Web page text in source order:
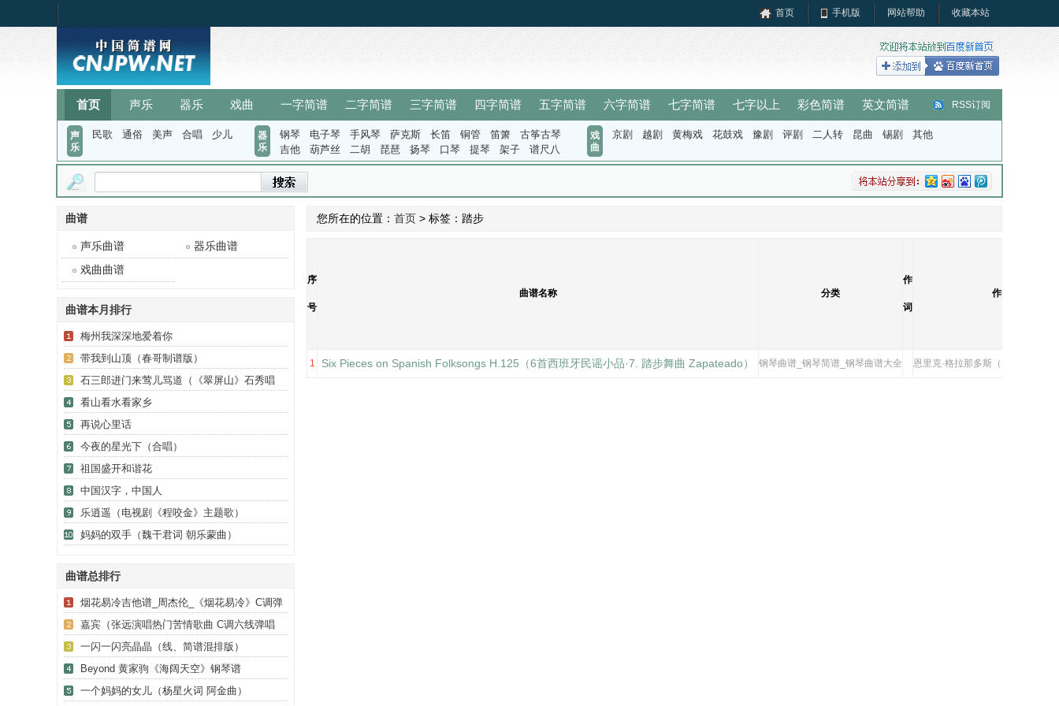
首页 手机版 网站帮助 收藏本站
首页 声乐 器乐 戏曲 一字简谱 二字简谱 三字简谱 四字简谱 五字简谱 六字简谱 七字简谱 七字以上 彩色简谱 英文简谱 RSS订阅
声
乐
民歌 通俗 美声 合唱 少儿
器
乐
钢琴 电子琴 手风琴 萨克斯 长笛 铜管 笛箫
古筝古琴
吉他
葫芦丝 二胡 琵琶 扬琴 口琴 提琴 架子 谱尺八
戏
曲
京剧 越剧 黄梅戏 花鼓戏 豫剧 评剧 二人转 昆曲 锡剧 其他
曲谱
声乐曲谱
器乐曲谱
戏曲曲谱
曲谱本月排行
梅州我深深地爱着你
带我到山顶（春哥制谱版）
石三郎进门来莺儿骂道（《翠屏山》石秀唱
段）
看山看水看家乡
再说心里话
今夜的星光下（合唱）
祖国盛开和谐花
中国汉字，中国人
乐逍遥（电视剧《程咬金》主题歌）
妈妈的双手（魏干君词 朝乐蒙曲）
曲谱总排行
烟花易冷吉他谱_周杰伦_《烟花易冷》C调弹
唱谱_高清六线谱
嘉宾（张远演唱热门苦情歌曲 C调六线弹唱
谱）
一闪一闪亮晶晶（线、简谱混排版）
Beyond 黄家驹《海阔天空》钢琴谱
一个妈妈的女儿（杨星火词 阿金曲）
您所在的位置： 首页 > 标签：踏步
序
号
曲谱名称 分类
作
词
作曲
1 Six Pieces on Spanish Folksongs H.125（6首西班牙民谣小品·7. 踏步舞曲 Zapateado） 钢琴曲谱_钢琴简谱_钢琴曲谱大全 恩里克·格拉那多斯（Enrique